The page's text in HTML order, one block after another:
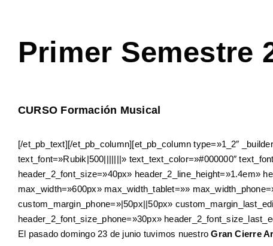
Primer Semestre
CURSO Formación Musical
[/et_pb_text][/et_pb_column][et_pb_column type=»1_2″
text_font=»Rubik|500|||||||» text_text_color=»#000000″
header_2_font_size=»40px» header_2_line_height=»1.4em»
max_width=»600px» max_width_tablet=»»
custom_margin_phone=»|50px||50px»
header_2_font_size_phone=»30px»
El pasado domingo 23 de junio tuvimos nuestroGran Cierre